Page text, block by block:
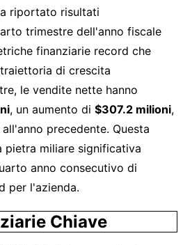
riportato risultati
trimestre dell'anno fiscale
finanziarie record che
di crescita
le vendite nette hanno
, un aumento di $307.2 milioni,
precedente. Questa
pietra miliare significativa
anno consecutivo di
per l'azienda.
Chiave